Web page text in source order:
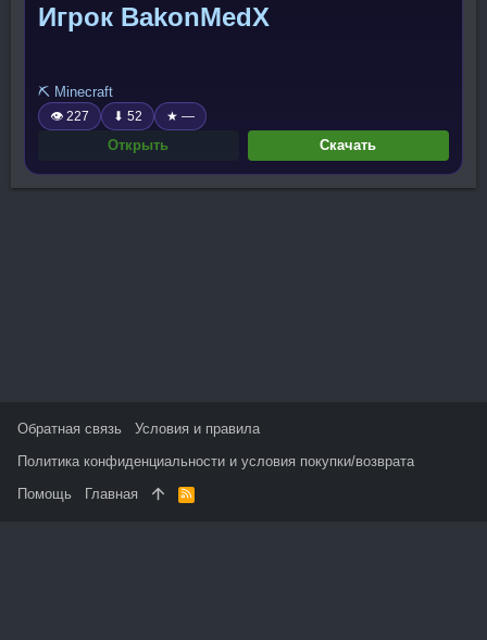
Игрок BakonMedX
⛏️ Minecraft
👁 227 ⬇ 52 ★ —
Открыть Скачать
Обратная связь
Условия и правила
Политика конфиденциальности и условия покупки/возврата
Помощь
Главная
R